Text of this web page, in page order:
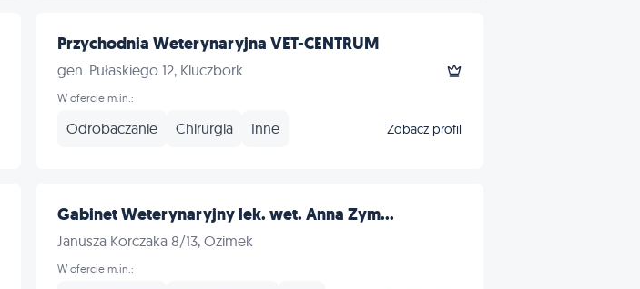
Przychodnia Weterynaryjna VET-CENTRUM
gen. Pułaskiego 12, Kluczbork
W ofercie m.in.:
Odrobaczanie Chirurgia Inne Zobacz profil
Gabinet Weterynaryjny lek. wet. Anna Zym...
Janusza Korczaka 8/13, Ozimek
W ofercie m.in.: